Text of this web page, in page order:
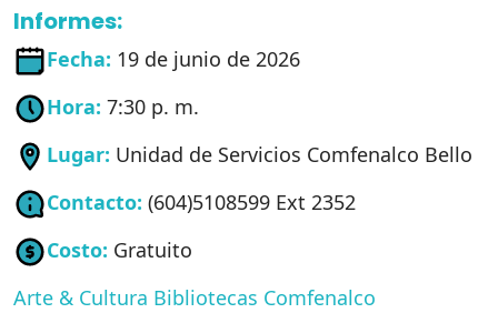
Informes:
Fecha: 19 de junio de 2026
Hora: 7:30 p. m.
Lugar: Unidad de Servicios Comfenalco Bello
Contacto: (604)5108599 Ext 2352
Costo: Gratuito
Arte & Cultura Bibliotecas Comfenalco